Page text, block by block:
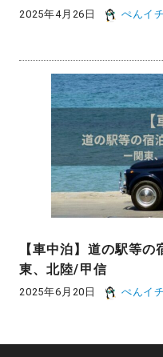
2025年4月26日 ぺんイチ
【車中泊】道の駅等
東、北陸/甲信
2025年6月20日 ぺんイチ